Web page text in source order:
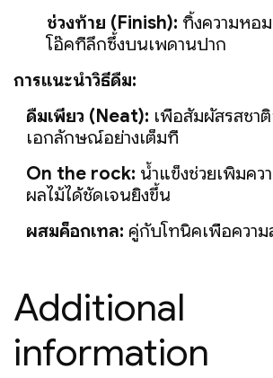
ช่วงท้าย (Finish): ทิ้งความหอ
โอ๊คที่ลึกซึ้งบนเพดานปาก
การแนะนำวิธีดื่ม:
ดื่มเพียว (Neat): เพื่อสัมผัสรสชา
เอกลักษณ์อย่างเต็มที่
On the rock: น้ำแข็งช่วยเพิ่มค
ผลไม้ได้ชัดเจนยิ่งขึ้น
ผสมค็อกเทล: คู่กับโทนิคเพื่อควา
Additional
information